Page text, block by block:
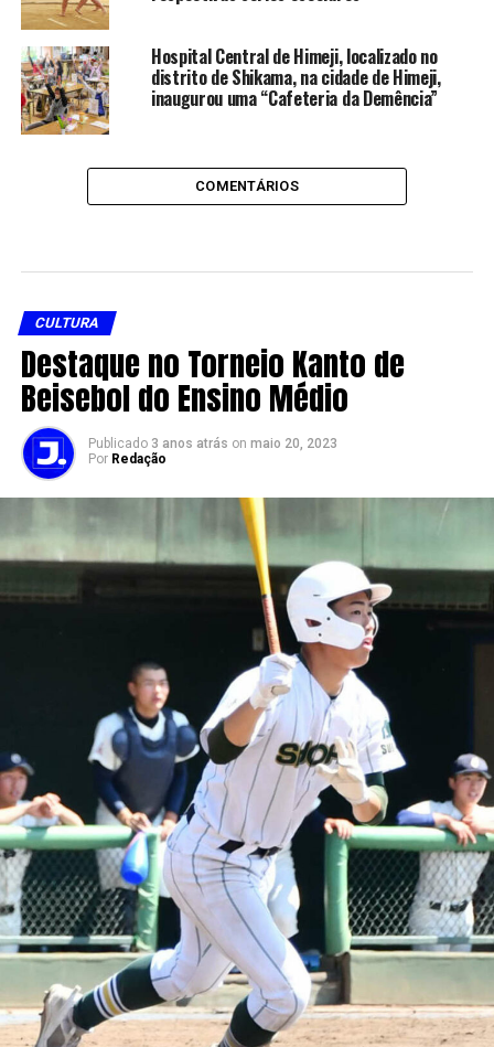
Hospital Central de Himeji, localizado no
distrito de Shikama, na cidade de Himeji,
inaugurou uma “Cafeteria da Demência”
COMENTÁRIOS
CULTURA
Destaque no Torneio Kanto de
Beisebol do Ensino Médio
Publicado 3 anos atrás on maio 20, 2023
Por Redação